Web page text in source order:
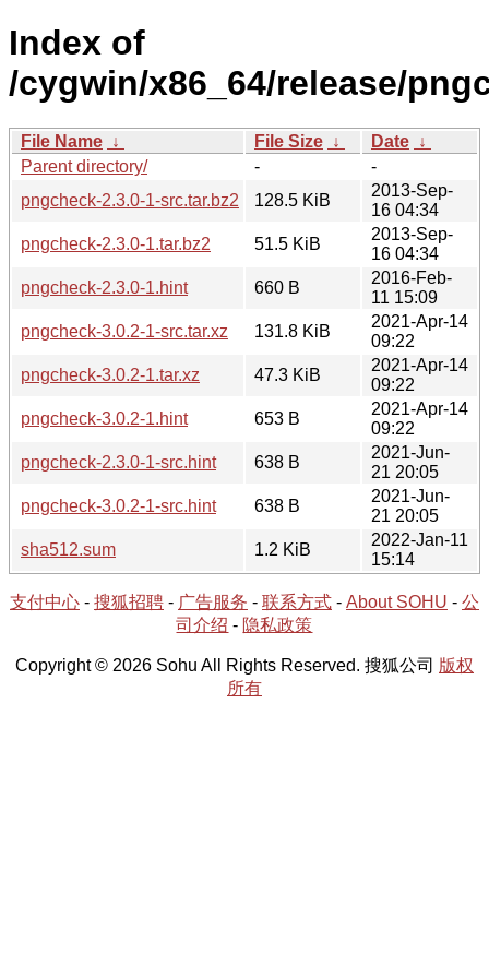
Index of
/cygwin/x86_64/release/
File Name ↓ File Size ↓ Date ↓
Parent directory/
-
-
pngcheck-2.3.0-1-src.tar.bz2
128.5 KiB
2013-Sep-
16 04:34
pngcheck-2.3.0-1.tar.bz2
51.5 KiB
2013-Sep-
16 04:34
pngcheck-2.3.0-1.hint
660 B
2016-Feb-
11 15:09
pngcheck-3.0.2-1-src.tar.xz
131.8 KiB
2021-Apr-14
09:22
pngcheck-3.0.2-1.tar.xz
47.3 KiB
2021-Apr-14
09:22
pngcheck-3.0.2-1.hint
653 B
2021-Apr-14
09:22
pngcheck-2.3.0-1-src.hint
638 B
2021-Jun-
21 20:05
pngcheck-3.0.2-1-src.hint
638 B
2021-Jun-
21 20:05
sha512.sum
1.2 KiB
2022-Jan-11
15:14
支付中心 - 搜狐招聘 - 广告服务 - 联系方式 - About SOHU - 公
司介绍 - 隐私政策
Copyright © 2026 Sohu All Rights Reserved. 搜狐公司 版权
所有